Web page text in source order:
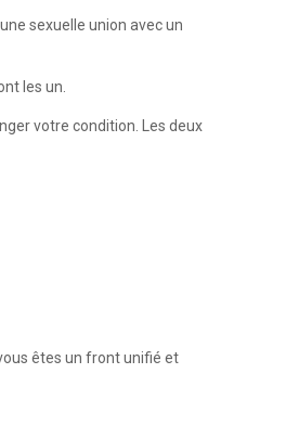
sexuelle union avec un
les un.
votre condition. Les deux
êtes un front unifié et